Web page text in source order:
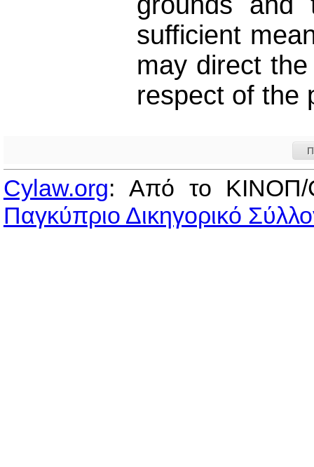
sufficient
may direct
respect of the
Cylaw.org: Από το
Παγκύπριο Δικηγορικό